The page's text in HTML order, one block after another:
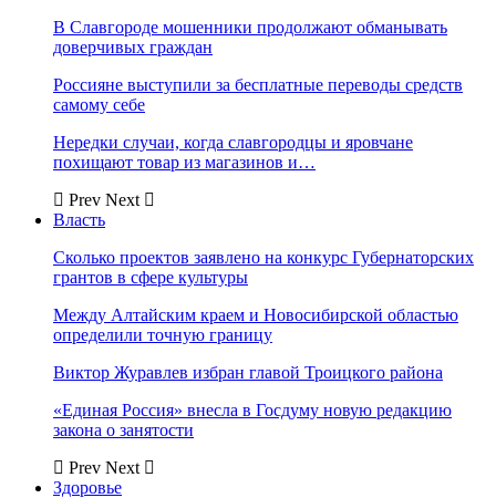
В Славгороде мошенники продолжают обманывать
доверчивых граждан
Россияне выступили за бесплатные переводы средств
самому себе
Нередки случаи, когда славгородцы и яровчане
похищают товар из магазинов и…
Prev Next
Власть
Сколько проектов заявлено на конкурс Губернаторских
грантов в сфере культуры
Между Алтайским краем и Новосибирской областью
определили точную границу
Виктор Журавлев избран главой Троицкого района
«Единая Россия» внесла в Госдуму новую редакцию
закона о занятости
Prev Next
Здоровье